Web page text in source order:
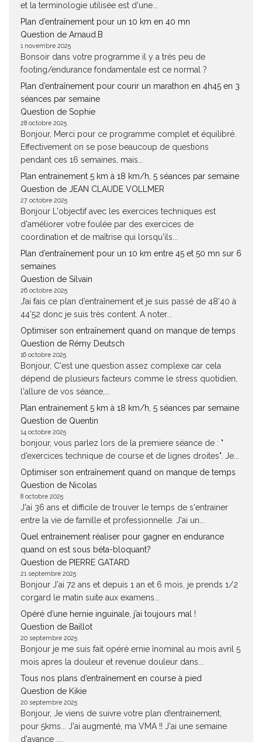
et la terminologie utilisée est d'une...
Plan d’entraînement pour un 10 km en 40 mn
Question de Arnaud.B
1 novembre 2025
Bonsoir dans votre programme il y a très peu de
footing/endurance fondamentale est ce normal ?
Plan d’entraînement pour courir un marathon en 4h45 en 3
séances par semaine
Question de Sophie
28 octobre 2025
Bonjour, Merci pour ce programme complet et équilibré.
Effectivement on se pose beaucoup de questions
pendant ces 16 semaines, mais...
Plan entrainement 5 km à 18 km/h, 5 séances par semaine
Question de JEAN CLAUDE VOLLMER
27 octobre 2025
Bonjour L'objectif avec les exercices techniques est
d'améliorer votre foulée par des exercices de
coordination et de maîtrise qui lorsqu'ils...
Plan d’entraînement pour un 10 km entre 45 et 50 mn sur 6
semaines
Question de Silvain
26 octobre 2025
J’ai fais ce plan d’entraînement et je suis passé de 48’40 à
44’52 donc je suis très content. A noter...
Optimiser son entraînement quand on manque de temps
Question de Rémy Deutsch
16 octobre 2025
Bonjour, C'est une question assez complexe car cela
dépend de plusieurs facteurs comme le stress quotidien,
l'allure de vos séance,...
Plan entrainement 5 km à 18 km/h, 5 séances par semaine
Question de Quentin
14 octobre 2025
bonjour, vous parlez lors de la premiere séance de : "
d’exercices technique de course et de lignes droites". Je...
Optimiser son entraînement quand on manque de temps
Question de Nicolas
8 octobre 2025
J'ai 36 ans et difficile de trouver le temps de s'entrainer
entre la vie de famille et professionnelle. J'ai un...
Quel entrainement réaliser pour gagner en endurance
quand on est sous béta-bloquant?
Question de PIERRE GATARD
21 septembre 2025
Bonjour J'ai 72 ans et depuis 1 an et 6 mois, je prends 1/2
corgard le matin suite aux examens...
Opéré d’une hernie inguinale, j’ai toujours mal !
Question de Baillot
20 septembre 2025
Bonjour je me suis fait opéré ernie înominal au mois avril 5
mois apres la douleur et revenue douleur dans...
Tous nos plans d’entraînement en course à pied
Question de Kikie
20 septembre 2025
Bonjour, Je viens de suivre votre plan d!entrainement,
pour 5kms... J'ai augmenté, ma VMA !! J'ai une semaine
d'avance ,...